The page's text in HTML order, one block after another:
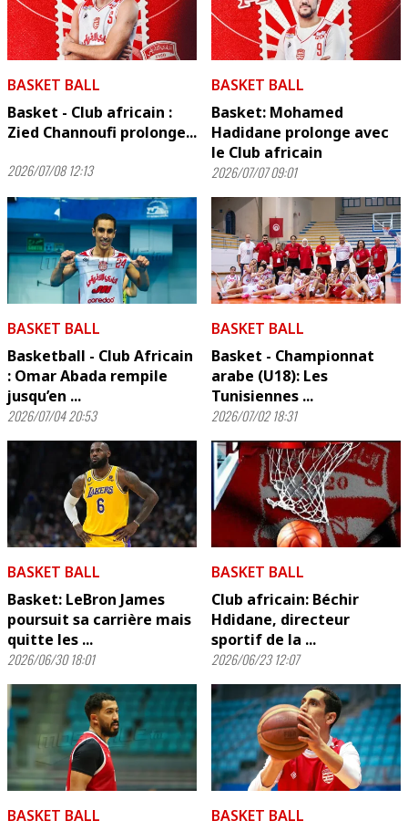
BASKET BALL
Basket - Club africain :
Zied Channoufi prolonge...
2026/07/08 12:13
BASKET BALL
Basket: Mohamed
Hadidane prolonge avec
le Club africain
2026/07/07 09:01
BASKET BALL
Basketball - Club Africain
: Omar Abada rempile
jusqu’en ...
2026/07/04 20:53
BASKET BALL
Basket - Championnat
arabe (U18): Les
Tunisiennes ...
2026/07/02 18:31
BASKET BALL
Basket: LeBron James
poursuit sa carrière mais
quitte les ...
2026/06/30 18:01
BASKET BALL
Club africain: Béchir
Hdidane, directeur
sportif de la ...
2026/06/23 12:07
BASKET BALL
BASKET BALL